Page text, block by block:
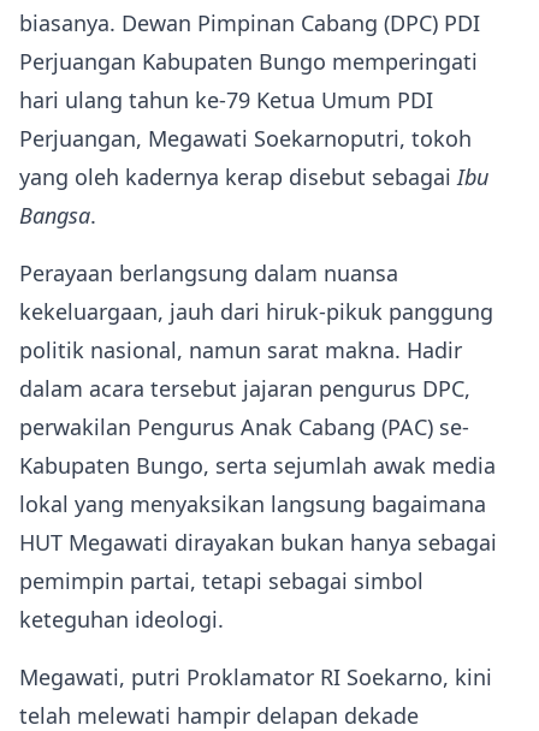
biasanya. Dewan Pimpinan Cabang (DPC) PDI
Perjuangan Kabupaten Bungo memperingati
hari ulang tahun ke-79 Ketua Umum PDI
Perjuangan, Megawati Soekarnoputri, tokoh
yang oleh kadernya kerap disebut sebagaiIbu
Bangsa.
Perayaan berlangsung dalam nuansa
kekeluargaan, jauh dari hiruk-pikuk panggung
politik nasional, namun sarat makna. Hadir
dalam acara tersebut jajaran pengurus DPC,
perwakilan Pengurus Anak Cabang (PAC) se-
Kabupaten Bungo, serta sejumlah awak media
lokal yang menyaksikan langsung bagaimana
HUT Megawati dirayakan bukan hanya sebagai
pemimpin partai, tetapi sebagai simbol
keteguhan ideologi.
Megawati, putri Proklamator RI Soekarno, kini
telah melewati hampir delapan dekade